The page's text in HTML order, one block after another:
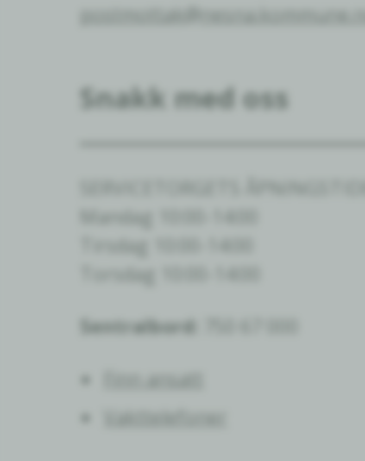
postmottak@nesna.kommune.no
Snakk med oss
Mandag 10:00-14:00
Tirsdag 10:00-14:00
Torsdag 10:00-14:00
Sentralbord:
Finn ansatt
Vakttelefoner